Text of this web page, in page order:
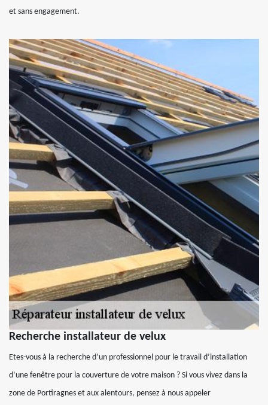
et sans engagement.
Recherche installateur de velux
Etes-vous à la recherche d’un professionnel pour le travail d’installation
d’une fenêtre pour la couverture de votre maison ? Si vous vivez dans la
zone de Portiragnes et aux alentours, pensez à nous appeler